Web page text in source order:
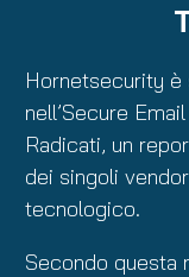
Hornetsecurity è
nell’Secure
Radicati, un
dei singoli
tecnologico.
Secondo questa